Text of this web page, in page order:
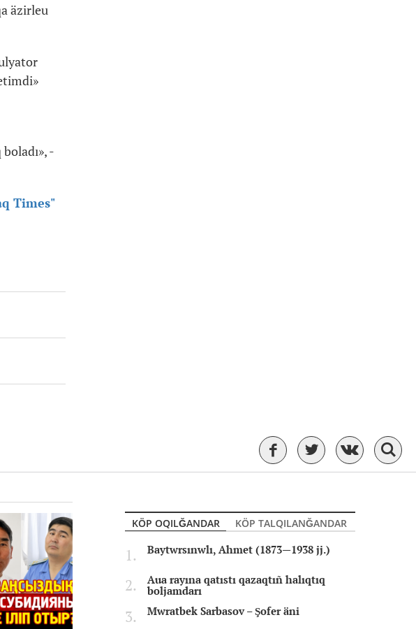
äzirleu
-
Times"
KÖP OQILĞANDAR
KÖP TALQILANĞANDAR
Baytwrsınwlı, Ahmet (1873—1938 jj.)
Aua rayına qatıstı qazaqtıñ halıqtıq
boljamdarı
Mwratbek Sarbasov – Şofer äni